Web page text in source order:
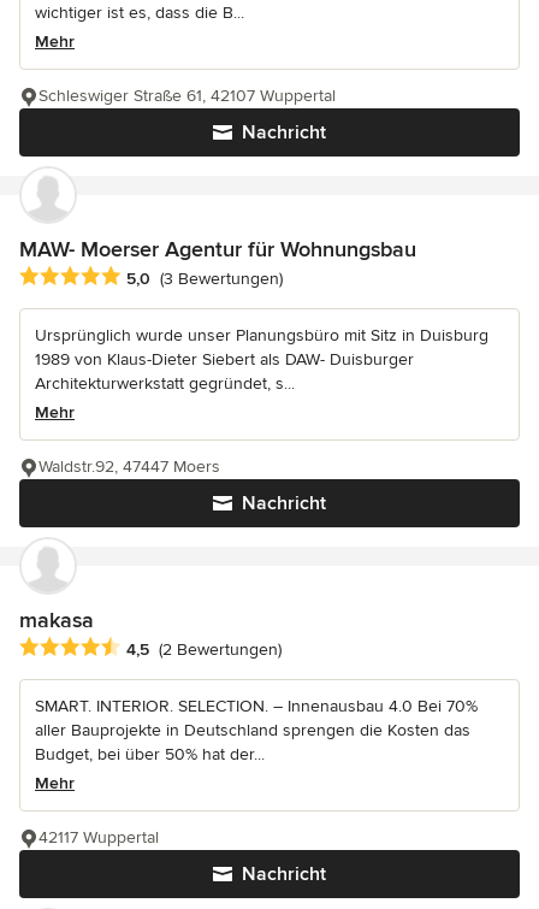
wichtiger ist es, dass die B...
Mehr
Nachricht
Schleswiger Straße 61, 42107 Wuppertal
MAW- Moerser Agentur für Wohnungsbau
Durchschnittliche Bewertung: 5 von 5 Sternen
5,0 (3 Bewertungen)
Ursprünglich wurde unser Planungsbüro mit Sitz in Duisburg
1989 von Klaus-Dieter Siebert als DAW- Duisburger
Architekturwerkstatt gegründet, s...
Mehr
Nachricht
Waldstr.92, 47447 Moers
makasa
Durchschnittliche Bewertung: 4.5 von 5 Sternen
4,5 (2 Bewertungen)
SMART. INTERIOR. SELECTION. – Innenausbau 4.0 Bei 70%
aller Bauprojekte in Deutschland sprengen die Kosten das
Budget, bei über 50% hat der...
Mehr
Nachricht
42117 Wuppertal